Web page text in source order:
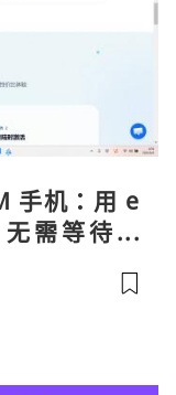
手机：用 e
需等待收
短信”（如
优先 Redt